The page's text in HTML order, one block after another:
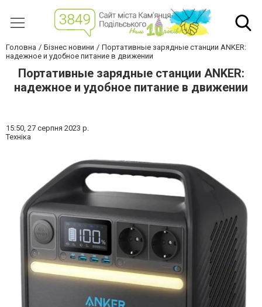
Головна Бізнес новини
Портативные зарядные станции ANKER:
надежное и удобное питание в движении
Портативные зарядные станции ANKER:
надежное и удобное питание в движении
15:50, 27 серпня 2023 р.
Техніка